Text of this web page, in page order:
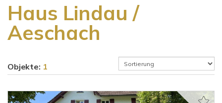
Haus Lindau /
Aeschach
Objekte: 1